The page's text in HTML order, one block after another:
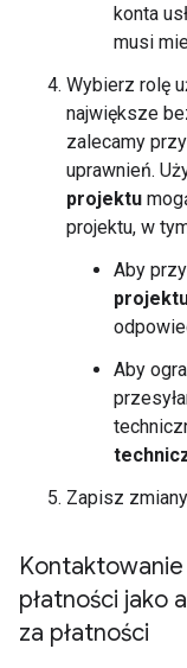
konta
musi
Wybierz rolę
największe
zalecamy
uprawnień.
projektu
projektu, w
Aby
Aby
Zapisz
płatności jako
za płatności